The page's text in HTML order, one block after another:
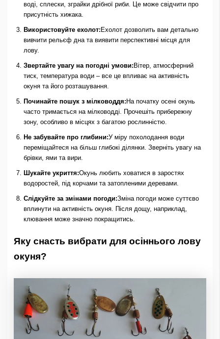
воді, сплески, зграйки дрібної риби. Це може свідчити про
присутність хижака.
Використовуйте ехолот: Ехолот дозволить вам детально
вивчити рельєф дна та виявити перспективні місця для
лову.
Звертайте увагу на погодні умови: Вітер, атмосферний
тиск, температура води – все це впливає на активність
окуня та його розташування.
Починайте пошук з мілководдя: На початку осені окунь
часто тримається на мілководді. Прочешіть прибережну
зону, особливо в місцях з багатою рослинністю.
Не забувайте про глибини:У міру похолодання води
переміщайтеся на більш глибокі ділянки. Зверніть увагу на
брівки, ями та вири.
Шукайте укриття:Окунь любить ховатися в заростях
водоростей, під корчами та затопленими деревами.
Слідкуйте за змінами погоди:Зміна погоди може суттєво
вплинути на активність окуня. Після дощу, наприклад,
клювання може значно покращитись.
Яку снасть вибрати для осіннього лову
окуня?